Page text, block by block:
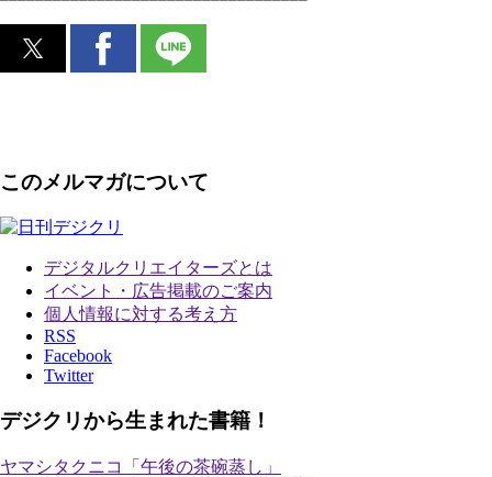
このメルマガについて
デジタルクリエイターズとは
イベント・広告掲載のご案内
個人情報に対する考え方
RSS
Facebook
Twitter
デジクリから生まれた書籍！
ヤマシタクニコ「午後の茶碗蒸し」